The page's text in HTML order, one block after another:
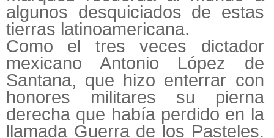
algunos desquiciados de estas
tierras latinoamericana.
Como el tres veces dictador
mexicano Antonio López de
Santana, que hizo enterrar con
honores militares su pierna
derecha que había perdido en la
llamada Guerra de los Pasteles.